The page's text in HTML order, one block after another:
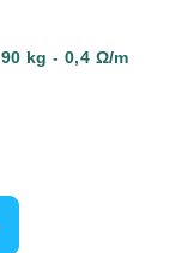
kg - 0,4 Ω/m